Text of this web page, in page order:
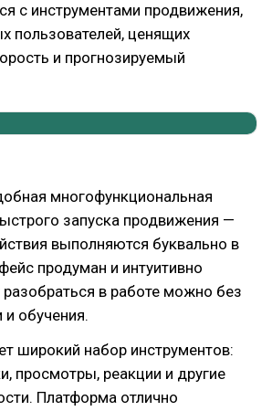
с инструментами продвижения,
пользователей, ценящих
и прогнозируемый
многофункциональная
запуска продвижения —
выполняются буквально в
продуман и интуитивно
разобраться в работе можно без
обучения.
широкий набор инструментов:
просмотры, реакции и другие
Платформа отлично